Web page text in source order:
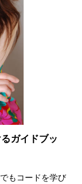
ガイドブッ
もコードを学び